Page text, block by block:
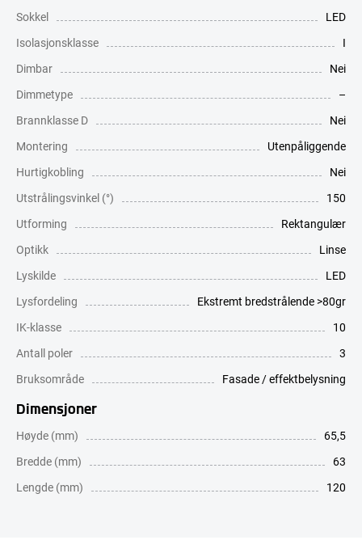
Sokkel
LED
Isolasjonsklasse
I
Dimbar
Nei
Dimmetype
–
Brannklasse D
Nei
Montering
Utenpåliggende
Hurtigkobling
Nei
Utstrålingsvinkel (°)
150
Utforming
Rektangulær
Optikk
Linse
Lyskilde
LED
Lysfordeling
Ekstremt bredstrålende >80gr
IK-klasse
10
Antall poler
3
Bruksområde
Fasade / effektbelysning
Dimensjoner
Høyde (mm)
65,5
Bredde (mm)
63
Lengde (mm)
120